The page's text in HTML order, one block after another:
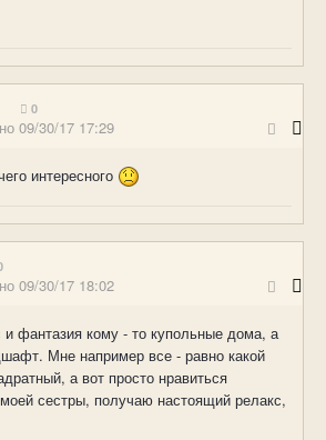
0
09/30/17 17:29
интересного
09/30/17 18:02
и фантазия кому - то купольные дома, а
Мне например все - равно какой
а вот просто нравиться
сестры, получаю настоящий релакс,